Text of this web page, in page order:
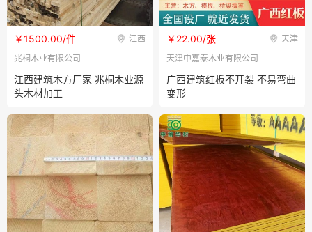
江西
￥1500.00/件
兆桐木业有限公司
江西建筑木方厂家 兆桐木业源
头木材加工
天津
￥22.00/张
天津中嘉泰木业有限公司
广西建筑红板不开裂 不易弯曲
变形